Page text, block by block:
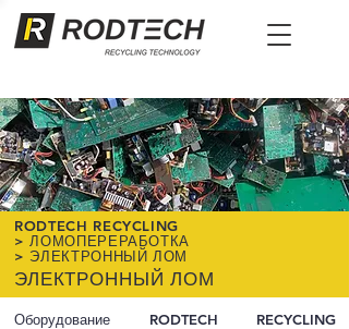
RODTECH RECYCLING
> ЛОМОПЕРЕРАБОТКА
> ЭЛЕКТРОННЫЙ ЛОМ
ЭЛЕКТРОННЫЙ ЛОМ
Оборудование RODTECH RECYCLING